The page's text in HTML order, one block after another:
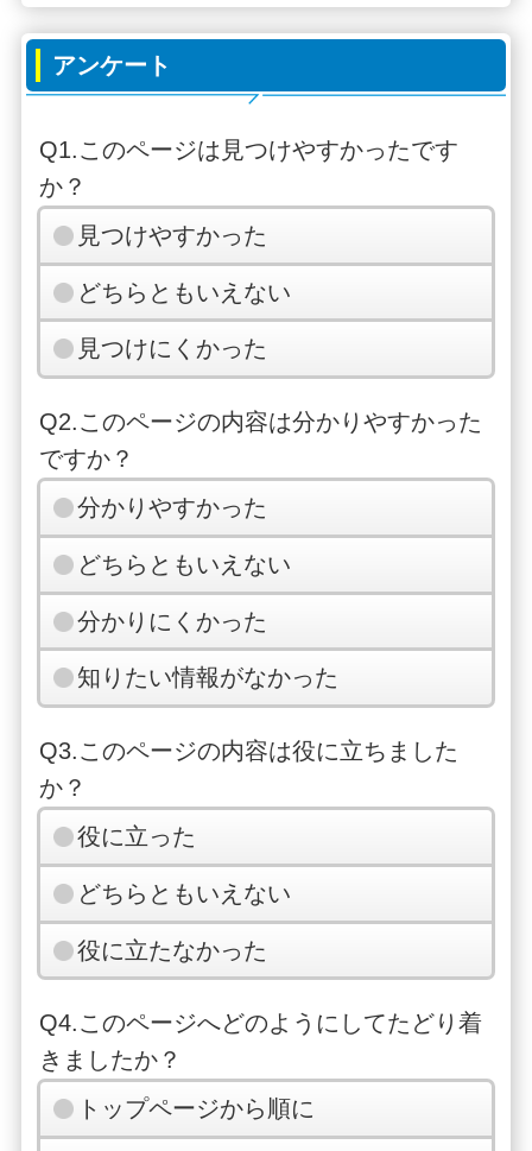
アンケート
Q1.このページは見つけやすかったです
か？
見つけやすかった
どちらともいえない
見つけにくかった
Q2.このページの内容は分かりやすかった
ですか？
分かりやすかった
どちらともいえない
分かりにくかった
知りたい情報がなかった
Q3.このページの内容は役に立ちました
か？
役に立った
どちらともいえない
役に立たなかった
Q4.このページへどのようにしてたどり着
きましたか？
トップページから順に